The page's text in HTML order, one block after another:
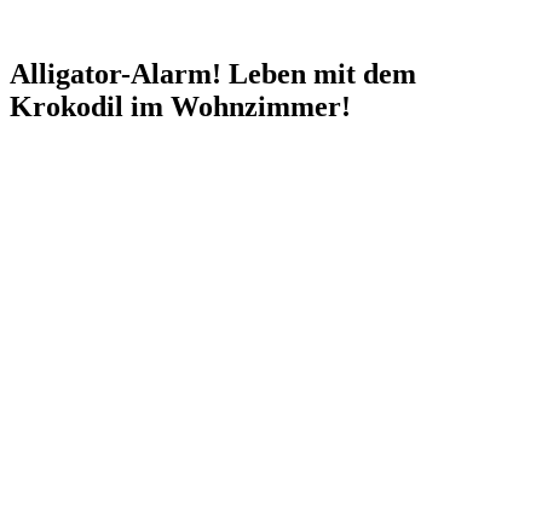
Alligator-Alarm! Leben mit dem
Krokodil im Wohnzimmer!